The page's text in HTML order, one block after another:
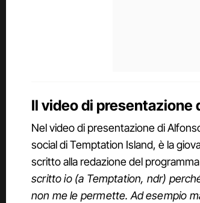
Il video di presentazione
Nel video di presentazione di
social di Temptation Island, è la
scritto alla redazione del
scritto io (a Temptation, ndr)
non me le permette. Ad esempio